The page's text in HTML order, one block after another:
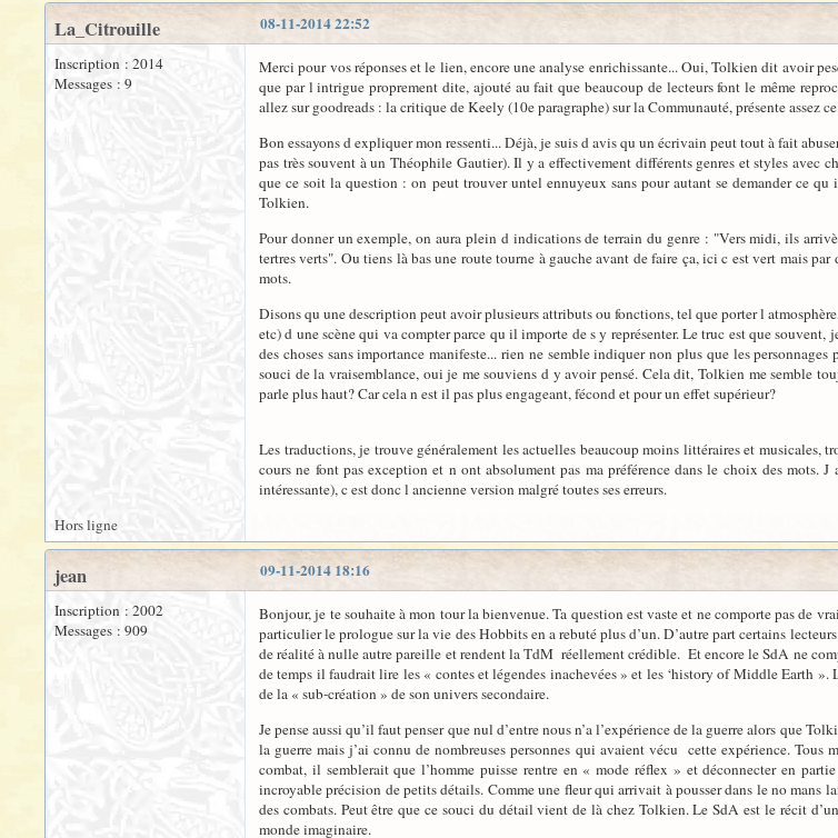
08-11-2014 22:52
La_Citrouille
Inscription : 2014
Messages : 9
Merci pour vos réponses et le lien, encore une analyse enrichissante... Oui, Tolkien dit avoir
que par l intrigue proprement dite, ajouté au fait que beaucoup de lecteurs font le même
allez sur goodreads : la critique de Keely (10e paragraphe) sur la Communauté, présente assez
Bon essayons d expliquer mon ressenti... Déjà, je suis d avis qu un écrivain peut tout à fait
pas très souvent à un Théophile Gautier). Il y a effectivement différents genres et styles avec
que ce soit la question : on peut trouver untel ennuyeux sans pour autant se demander ce
Tolkien.
Pour donner un exemple, on aura plein d indications de terrain du genre : "Vers midi, ils
tertres verts". Ou tiens là bas une route tourne à gauche avant de faire ça, ici c est vert mais
mots.
Disons qu une description peut avoir plusieurs attributs ou fonctions, tel que porter l
etc) d une scène qui va compter parce qu il importe de s y représenter. Le truc est que
des choses sans importance manifeste... rien ne semble indiquer non plus que les
souci de la vraisemblance, oui je me souviens d y avoir pensé. Cela dit, Tolkien me semble
parle plus haut? Car cela n est il pas plus engageant, fécond et pour un effet supérieur?
Les traductions, je trouve généralement les actuelles beaucoup moins littéraires et musicales,
cours ne font pas exception et n ont absolument pas ma préférence dans le choix des
intéressante), c est donc l ancienne version malgré toutes ses erreurs.
Hors ligne
09-11-2014 18:16
jean
Inscription : 2002
Messages : 909
Bonjour, je te souhaite à mon tour la bienvenue. Ta question est vaste et ne comporte pas de
particulier le prologue sur la vie des Hobbits en a rebuté plus d’un. D’autre part certains
de réalité à nulle autre pareille et rendent la TdM réellement crédible. Et encore le SdA ne
de temps il faudrait lire les « contes et légendes inachevées » et les ‘history of Middle Earth
de la « sub-création » de son univers secondaire.
Je pense aussi qu’il faut penser que nul d’entre nous n’a l’expérience de la guerre alors que
la guerre mais j’ai connu de nombreuses personnes qui avaient vécu cette expérience.
combat, il semblerait que l’homme puisse rentre en « mode réflex » et déconnecter en
incroyable précision de petits détails. Comme une fleur qui arrivait à pousser dans le no mans
des combats. Peut être que ce souci du détail vient de là chez Tolkien. Le SdA est le récit
monde imaginaire.